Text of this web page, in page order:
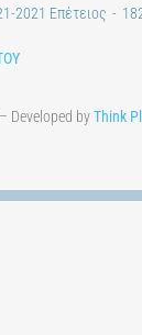
2021 Επέτειος
Developed byThink